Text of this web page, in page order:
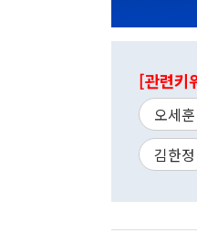
[관련키
오세
김한정